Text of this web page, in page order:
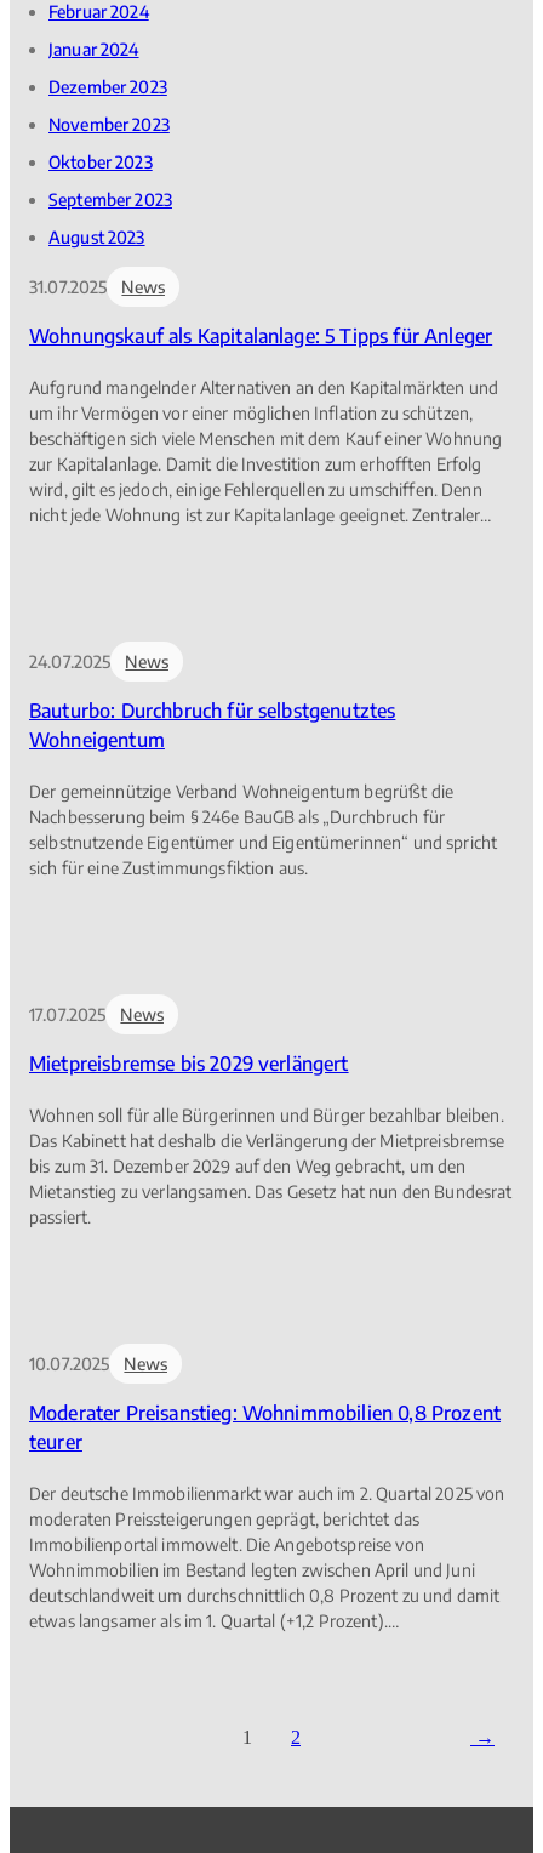
Februar 2024
Januar 2024
Dezember 2023
November 2023
Oktober 2023
September 2023
August 2023
31.07.2025 News
Wohnungskauf als Kapitalanlage: 5 Tipps für Anleger
Aufgrund mangelnder Alternativen an den Kapitalmärkten und
um ihr Vermögen vor einer möglichen Inflation zu schützen,
beschäftigen sich viele Menschen mit dem Kauf einer Wohnung
zur Kapitalanlage. Damit die Investition zum erhofften Erfolg
wird, gilt es jedoch, einige Fehlerquellen zu umschiffen. Denn
nicht jede Wohnung ist zur Kapitalanlage geeignet. Zentraler
Immobilienverbands Deutschland IVD West. „Zudem muss die
Wohnung für eine neue Vermietung vorbereitet wird und doch
einmal vorübergehend leer steht?“
24.07.2025 News
Bauturbo: Durchbruch für selbstgenutztes
Wohneigentum
Der gemeinnützige Verband Wohneigentum begrüßt die
Nachbesserung beim § 246e BauGB als „Durchbruch für
selbstnutzende Eigentümer und Eigentümerinnen“ und spricht
sich für eine Zustimmungsfiktion aus.
17.07.2025 News
Mietpreisbremse bis 2029 verlängert
Wohnen soll für alle Bürgerinnen und Bürger bezahlbar bleiben.
Das Kabinett hat deshalb die Verlängerung der Mietpreisbremse
bis zum 31. Dezember 2029 auf den Weg gebracht, um den
Mietanstieg zu verlangsamen. Das Gesetz hat nun den Bundesrat
passiert.
10.07.2025 News
Moderater Preisanstieg: Wohnimmobilien 0,8 Prozent
teurer
Der deutsche Immobilienmarkt war auch im 2. Quartal 2025 von
moderaten Preissteigerungen geprägt, berichtet das
Immobilienportal immowelt. Die Angebotspreise von
Wohnimmobilien im Bestand legten zwischen April und Juni
deutschlandweit um durchschnittlich 0,8 Prozent zu und damit
etwas langsamer als im 1. Quartal (+1,2 Prozent).
durchschnittlich 6,7 Prozent unter dem Allzeithoch vom Juni
1 2